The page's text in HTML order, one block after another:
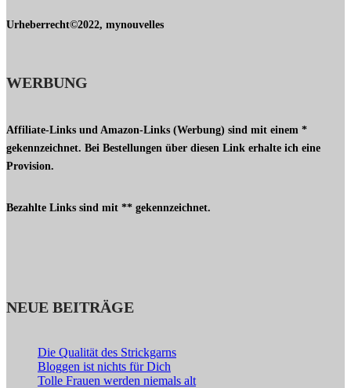
Urheberrecht©2022, mynouvelles
WERBUNG
Affiliate-Links und Amazon-Links (Werbung) sind mit einem *
gekennzeichnet. Bei Bestellungen über diesen Link erhalte ich eine
Provision.
Bezahlte Links sind mit ** gekennzeichnet.
NEUE BEITRÄGE
Die Qualität des Strickgarns
Bloggen ist nichts für Dich
Tolle Frauen werden niemals alt